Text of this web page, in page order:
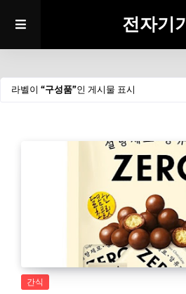
전자기기
라벨이 구성품 인 게시물 표시
간식